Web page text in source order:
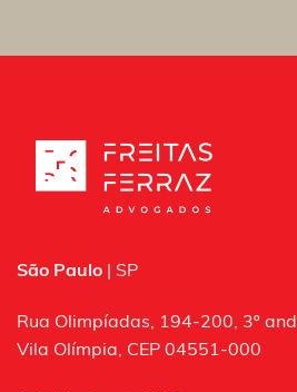
São Paulo | SP
Rua Olimpíadas, 194-200, 3º
Vila Olímpia, CEP 04551-000